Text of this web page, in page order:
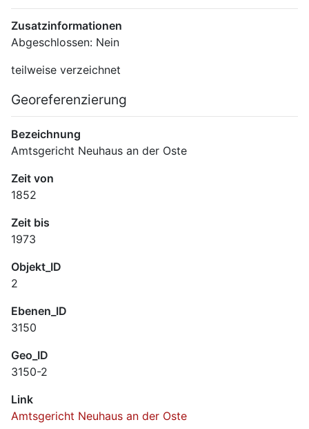
Zusatzinformationen
Abgeschlossen: Nein
teilweise verzeichnet
Georeferenzierung
Bezeichnung
Amtsgericht Neuhaus an der Oste
Zeit von
1852
Zeit bis
1973
Objekt_ID
2
Ebenen_ID
3150
Geo_ID
3150-2
Link
Amtsgericht Neuhaus an der Oste